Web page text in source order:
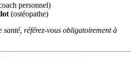
personnel)
(ostéopathe)
référez-vous obligatoirement à